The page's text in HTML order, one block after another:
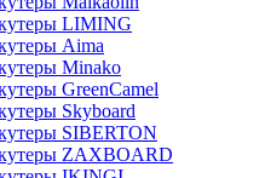
LIMING
Aima
Minako
GreenCamel
Skyboard
SIBERTON
ZAXBOARD